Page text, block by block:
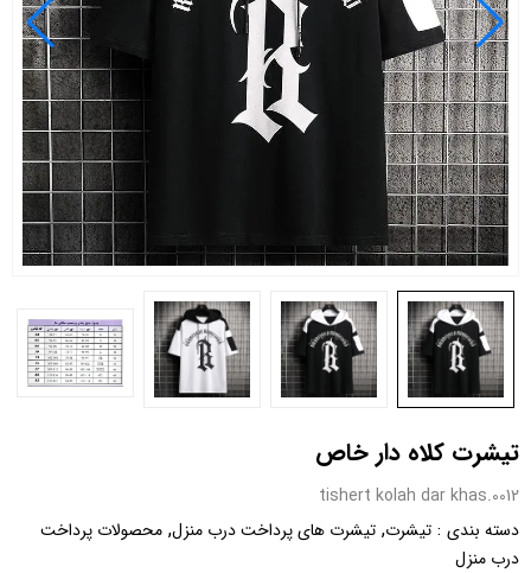
تیشرت کلاه دار خاص
0012.tishert kolah dar khas
دسته بندی : تیشرت, تیشرت های پرداخت درب منزل, محصولات پرداخت
درب منزل